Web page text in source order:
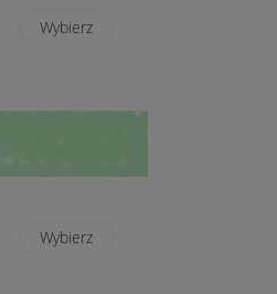
Wybierz
Wybierz